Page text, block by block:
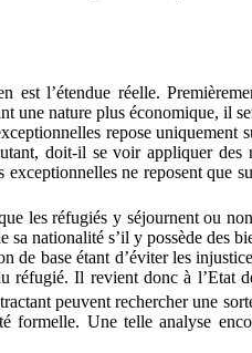
l’étendue réelle.
une nature plus économique, il
repose
doit-il se voir appliquer
ne reposent
les réfugiés y séjournent ou
nationalité s’il y possède des
base étant d’éviter les
réfugié. Il revient donc à
peuvent rechercher une
Une telle analyse